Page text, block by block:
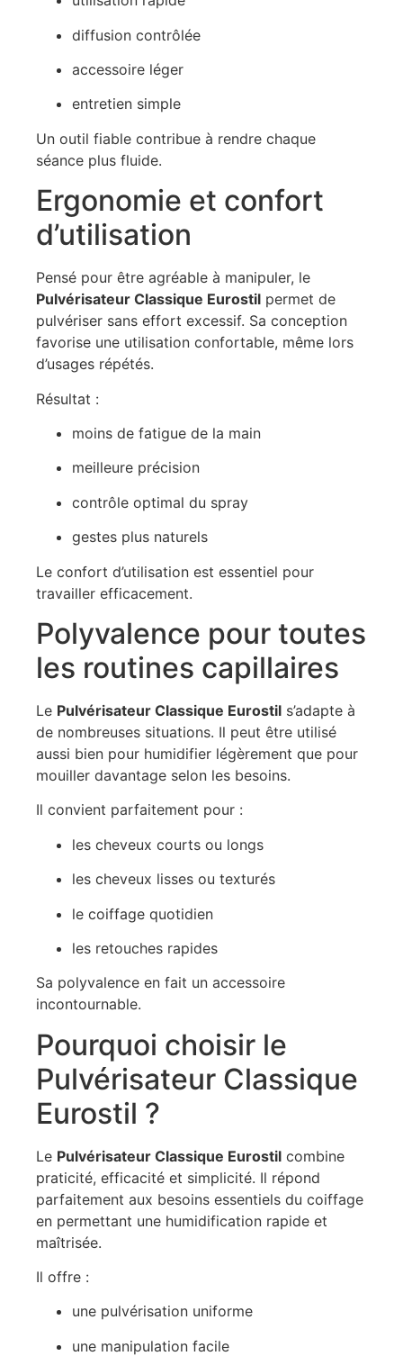
diffusion contrôlée
accessoire léger
entretien simple
Un outil fiable contribue à rendre chaque
séance plus fluide.
Ergonomie et confort
d’utilisation
Pensé pour être agréable à manipuler, le
Pulvérisateur Classique Eurostil permet de
pulvériser sans effort excessif. Sa conception
favorise une utilisation confortable, même lors
d’usages répétés.
Résultat :
moins de fatigue de la main
meilleure précision
contrôle optimal du spray
gestes plus naturels
Le confort d’utilisation est essentiel pour
travailler efficacement.
Polyvalence pour toutes
les routines capillaires
Le Pulvérisateur Classique Eurostil s’adapte à
de nombreuses situations. Il peut être utilisé
aussi bien pour humidifier légèrement que pour
mouiller davantage selon les besoins.
Il convient parfaitement pour :
les cheveux courts ou longs
les cheveux lisses ou texturés
le coiffage quotidien
les retouches rapides
Sa polyvalence en fait un accessoire
incontournable.
Pourquoi choisir le
Pulvérisateur Classique
Eurostil ?
Le Pulvérisateur Classique Eurostil combine
praticité, efficacité et simplicité. Il répond
parfaitement aux besoins essentiels du coiffage
en permettant une humidification rapide et
maîtrisée.
Il offre :
une pulvérisation uniforme
une manipulation facile